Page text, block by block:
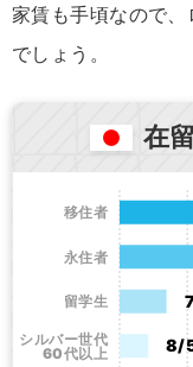
家賃も手頃なので
でしょう。
在
8/
シルバー世代
60代以上
留学生
永住者
移住者